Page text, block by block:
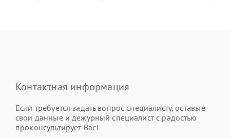
Контактная информация
Если требуется задать вопрос специалисту, оставьте
свои данные и дежурный специалист с радостью
проконсультирует Вас!